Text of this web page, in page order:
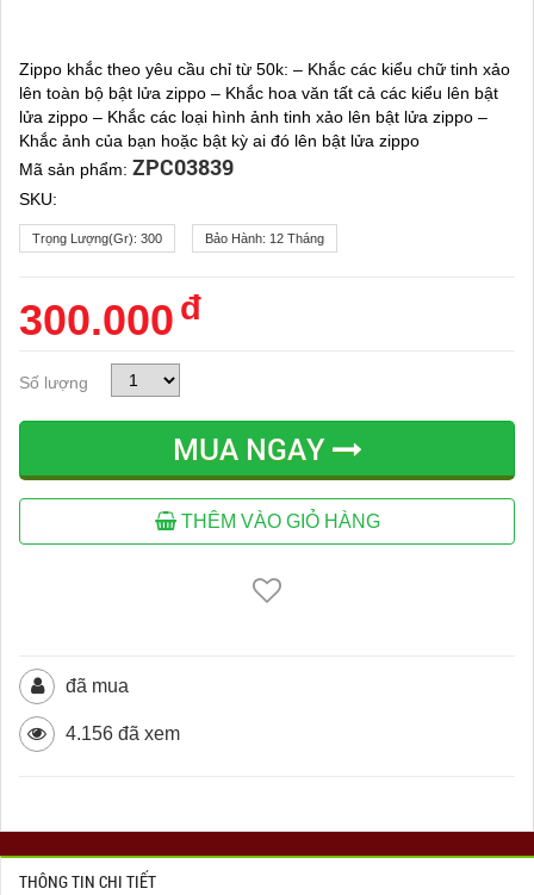
Zippo khắc theo yêu cầu chỉ từ 50k: – Khắc các kiểu chữ tinh xảo
lên toàn bộ bật lửa zippo – Khắc hoa văn tất cả các kiểu lên bật
lửa zippo – Khắc các loại hình ảnh tinh xảo lên bật lửa zippo –
Khắc ảnh của bạn hoặc bật kỳ ai đó lên bật lửa zippo
Mã sản phẩm: ZPC03839
SKU:
Trọng Lượng(gr): 300 Bảo Hành: 12 Tháng
300.000 đ
Số lượng
MUA NGAY
THÊM VÀO GIỎ HÀNG
đã mua
4.156 đã xem
THÔNG TIN CHI TIẾT